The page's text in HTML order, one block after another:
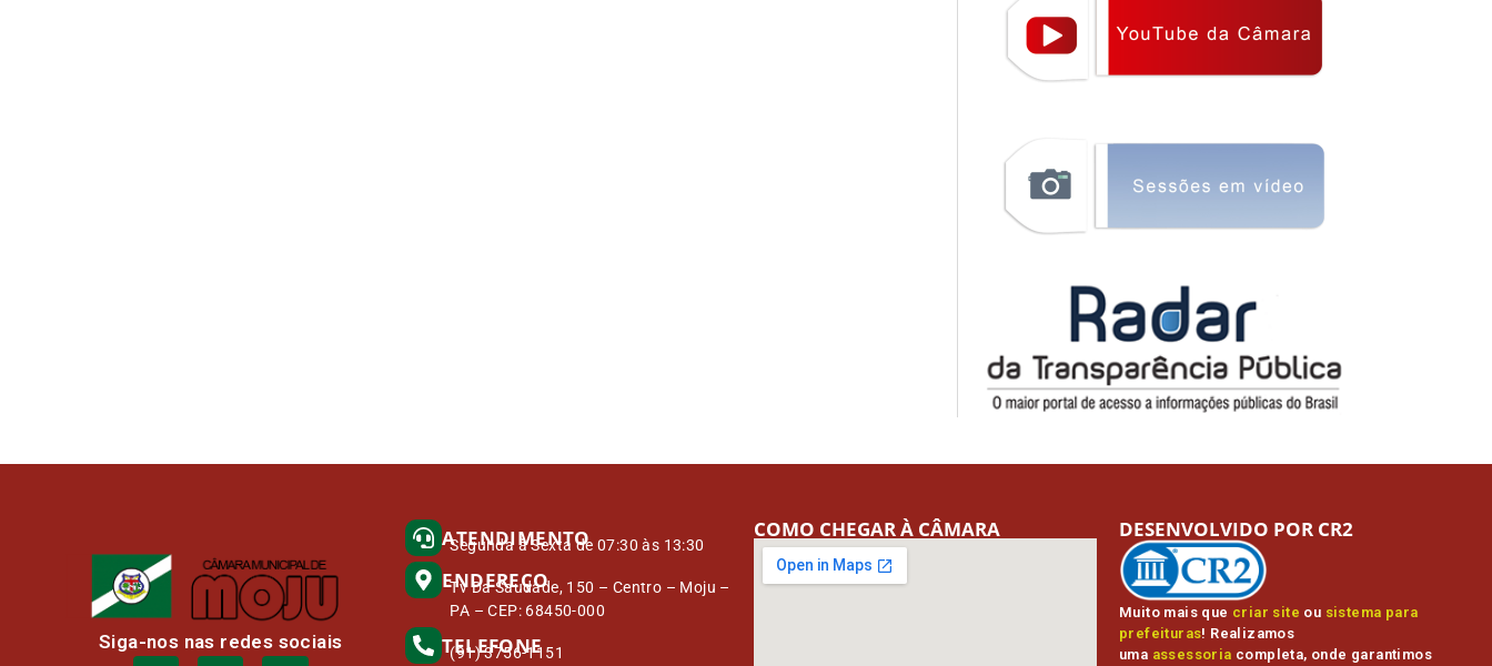
Siga-nos nas redes sociais
ATENDIMENTO
Segunda à Sexta de 07:30 às 13:30
ENDEREÇO
Tv Da Saudade, 150 – Centro – Moju –
PA – CEP: 68450-000
TELEFONE
(91) 3756-1151
COMO CHEGAR À CÂMARA
Muito mais que criar site ou sistema para
prefeituras! Realizamos
uma assessoria completa, onde garantimos
DESENVOLVIDO POR CR2